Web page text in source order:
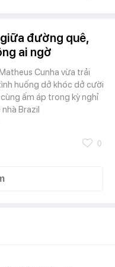
đường quê,
ai ngờ
Cunha vừa trải
huống dở khóc dở cười
ấm áp trong kỳ nghỉ
Brazil
0